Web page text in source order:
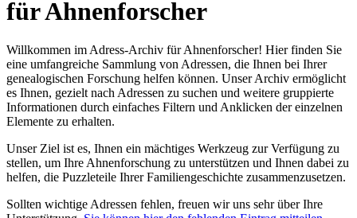
für Ahnenforscher
Willkommen im Adress-Archiv für Ahnenforscher! Hier finden Sie
eine umfangreiche Sammlung von Adressen, die Ihnen bei Ihrer
genealogischen Forschung helfen können. Unser Archiv ermöglicht
es Ihnen, gezielt nach Adressen zu suchen und weitere gruppierte
Informationen durch einfaches Filtern und Anklicken der einzelnen
Elemente zu erhalten.
Unser Ziel ist es, Ihnen ein mächtiges Werkzeug zur Verfügung zu
stellen, um Ihre Ahnenforschung zu unterstützen und Ihnen dabei zu
helfen, die Puzzleteile Ihrer Familiengeschichte zusammenzusetzen.
Sollten wichtige Adressen fehlen, freuen wir uns sehr über Ihre